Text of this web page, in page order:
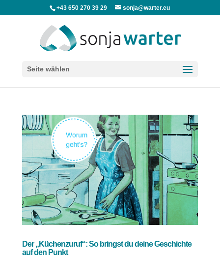
+43 650 270 39 29 sonja@warter.eu
Seite wählen
Der „Küchenzuruf“: So bringst du deine Geschichte
auf den Punkt